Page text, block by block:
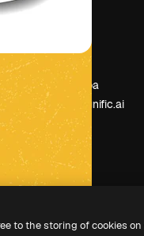
Eventi
Vendi i tuoi
contenuti
Sala stampa
Cerchi magnific.ai
to the storing of cookies